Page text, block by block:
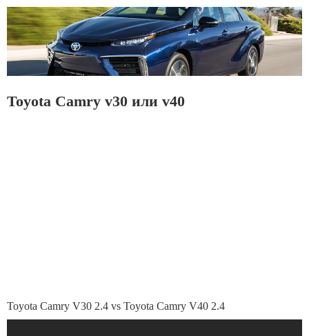
Toyota Camry v30 или v40
Toyota Camry V30 2.4 vs Toyota Camry V40 2.4